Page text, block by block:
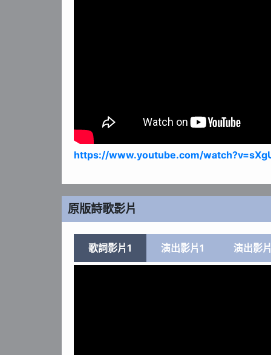
https://www.youtube.com/
原版詩歌影片
歌詞影片1 演出影片1 演出影